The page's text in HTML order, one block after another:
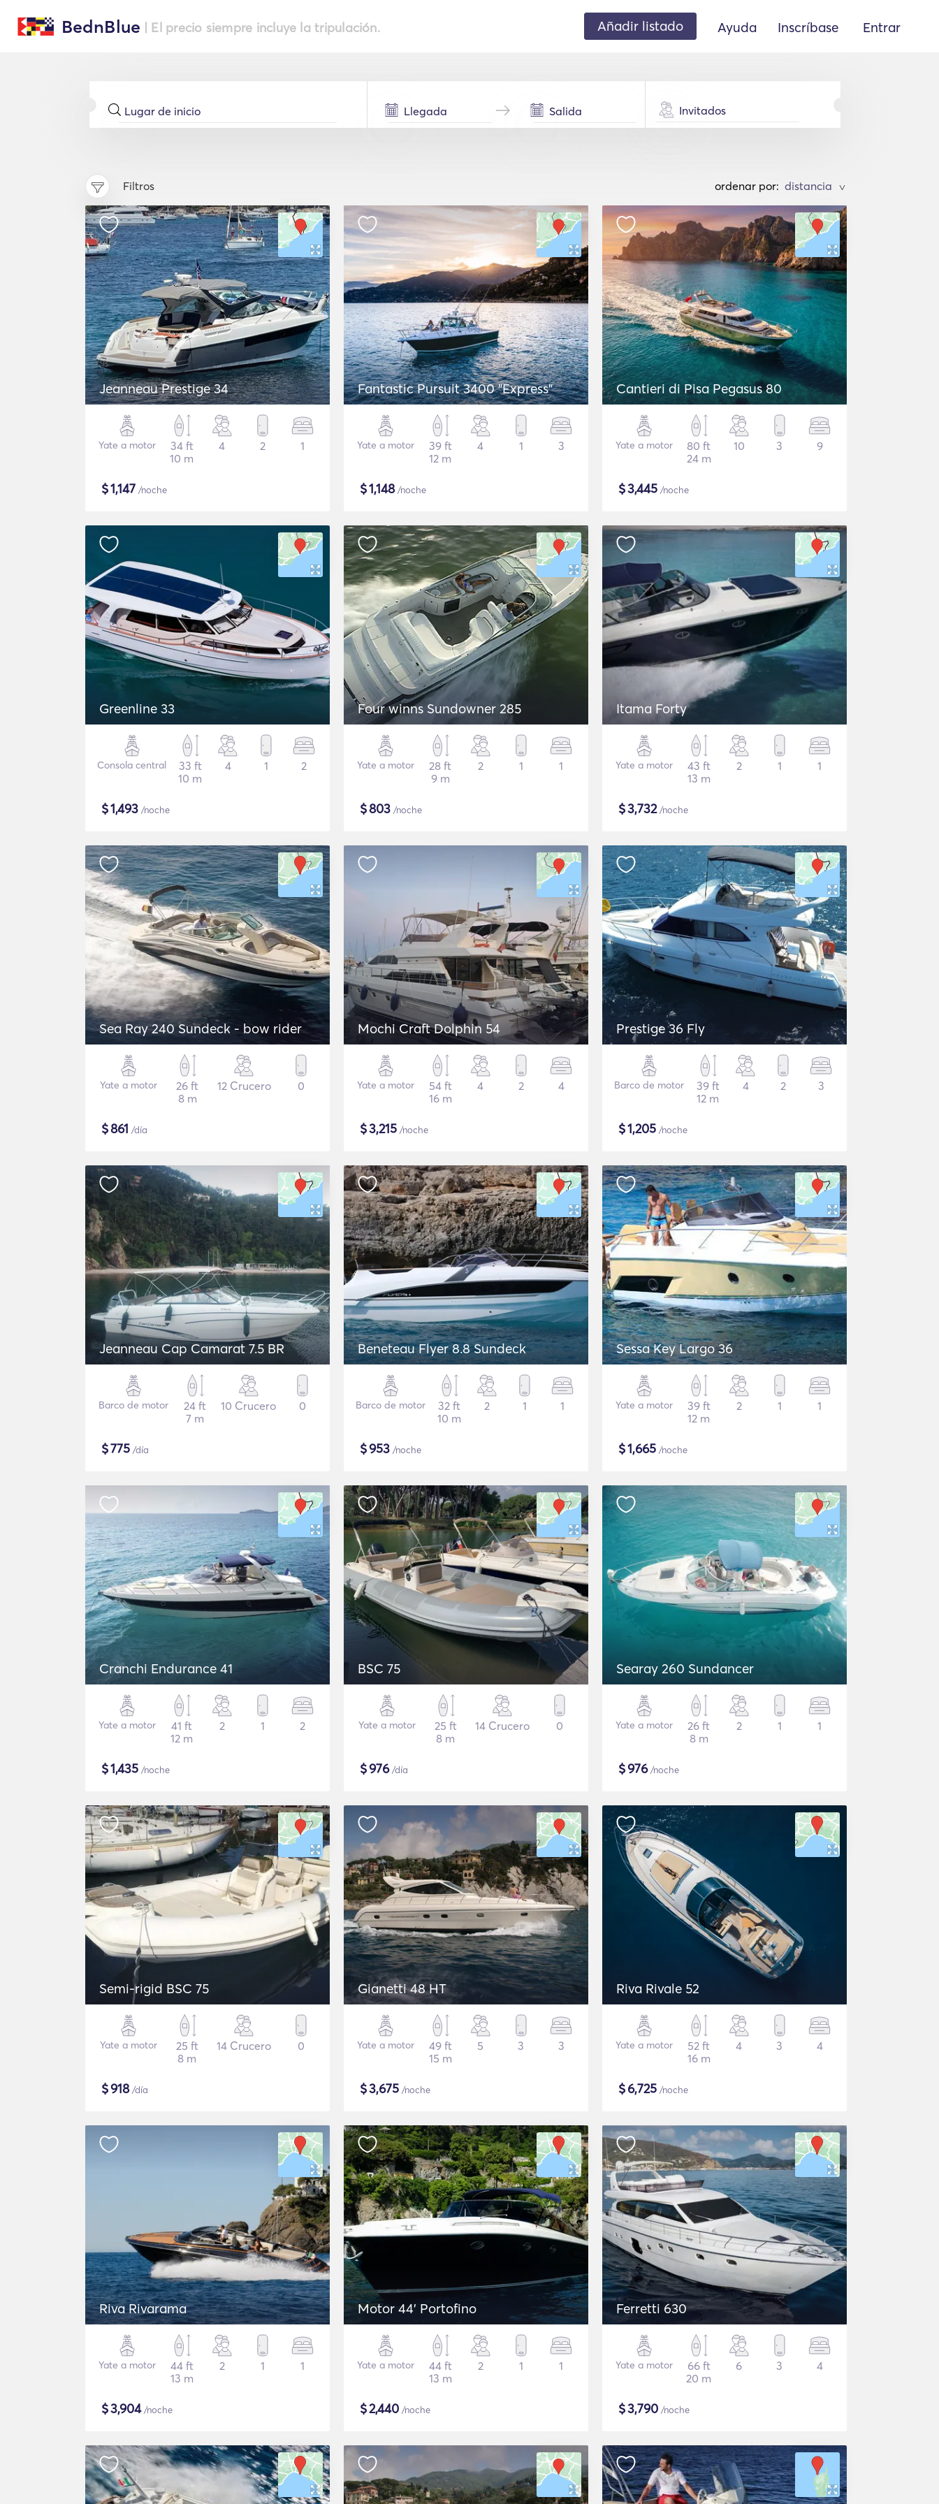
BednBlue | El precio siempre incluye la tripulación. Añadir listado Ayuda Inscríbase Entrar
Invitados
Filtros ordenar por: >
Jeanneau Prestige 34
Yate a motor
34 ft
10 m
4 2 1
$1,147 /noche
Fantastic Pursuit 3400 "Express"
Yate a motor
39 ft
12 m
4 1 3
$1,148/noche
Cantieri di Pisa Pegasus 80
Yate a motor
80 ft
24 m
10 3 9
$3,445 /noche
Greenline 33
Consola central
33 ft
10 m
4 1 2
$1,493 /noche
Four winns Sundowner 285
Yate a motor
28 ft
9 m
2 1 1
$803 /noche
Itama Forty
Yate a motor
43 ft
13 m
2 1 1
$3,732/noche
Sea Ray 240 Sundeck - bow rider
Yate a motor
26 ft
8 m
12 Crucero 0
$861 /día
Mochi Craft Dolphin 54
Yate a motor
54 ft
16 m
4 2 4
$3,215 /noche
Prestige 36 Fly
Barco de motor
39 ft
12 m
4 2 3
$1,205 /noche
Jeanneau Cap Camarat 7.5 BR
Barco de motor
24 ft
7 m
10 Crucero 0
$775 /día
Beneteau Flyer 8.8 Sundeck
Barco de motor
32 ft
10 m
2 1 1
$953 /noche
Sessa Key Largo 36
Yate a motor
39 ft
12 m
2 1 1
$1,665 /noche
Cranchi Endurance 41
Yate a motor
41 ft
12 m
2 1 2
$1,435 /noche
BSC 75
Yate a motor
25 ft
8 m
14 Crucero 0
$976/día
Searay 260 Sundancer
Yate a motor
26 ft
8 m
2 1 1
$976/noche
Semi-rigid BSC 75
Yate a motor
25 ft
8 m
14 Crucero 0
$918/día
Gianetti 48 HT
Yate a motor
49 ft
15 m
5 3 3
$3,675 /noche
Riva Rivale 52
Yate a motor
52 ft
16 m
4 3 4
$6,725 /noche
Riva Rivarama
Yate a motor
44 ft
13 m
2 1 1
$3,904/noche
Motor 44' Portofino
Yate a motor
44 ft
13 m
2 1 1
$2,440 /noche
Ferretti 630
Yate a motor
66 ft
20 m
6 3 4
$3,790 /noche